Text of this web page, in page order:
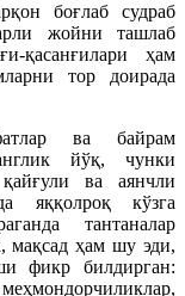
боғлаб судраб
жойни ташлаб
қасанғилари ҳам
тор доирада
ва байрам
йўқ, чунки
ва аянчли
яққолроқ кўзга
тантаналар
мақсад ҳам шу эди,
фикр билдирган: